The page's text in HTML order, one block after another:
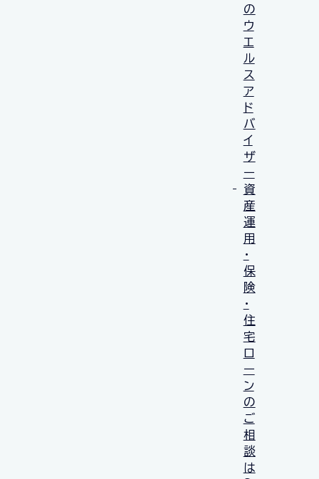
の
ウ
エ
ル
ス
ア
ド
バ
イ
ザ
ー
資
産
運
用
・
保
険
・
住
宅
ロ
ー
ン
の
ご
相
談
は